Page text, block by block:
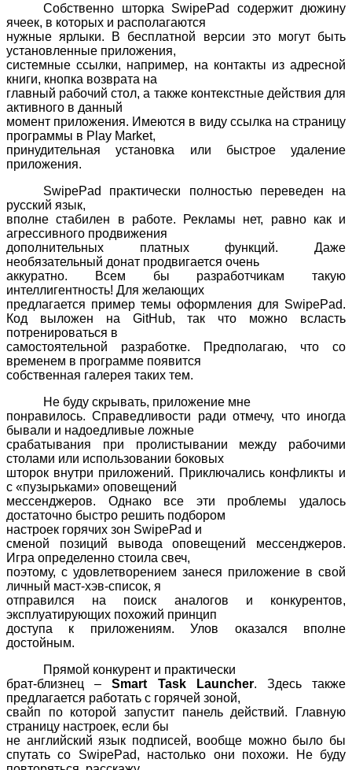
Собственно шторка SwipePad
содержит дюжину
ячеек, в которых и располагаются
нужные ярлыки. В бесплатной версии это могут быть
установленные приложения,
системные ссылки, например, на контакты из адресной
книги, кнопка возврата на
главный рабочий стол, а также контекстные действия для
активного в данный
момент приложения. Имеются в виду ссылка на страницу
программы в Play Market,
принудительная установка или быстрое удаление
приложения.
SwipePad
практически полностью переведен на
русский язык,
вполне стабилен в работе. Рекламы нет, равно как и
агрессивного продвижения
дополнительных платных функций. Даже
необязательный донат продвигается очень
аккуратно. Всем бы разработчикам такую
интеллигентность! Для желающих
предлагается пример темы оформления для SwipePad.
Код выложен на GitHub, так что можно всласть
потренироваться в
самостоятельной разработке. Предполагаю, что со
временем в программе появится
собственная галерея таких тем.
Не буду скрывать, приложение мне
понравилось. Справедливости ради отмечу, что иногда
бывали и надоедливые ложные
срабатывания при пролистывании между рабочими
столами или использовании боковых
шторок внутри приложений. Приключались конфликты и
с «пузырьками» оповещений
мессенджеров. Однако все эти проблемы удалось
достаточно быстро решить подбором
настроек горячих зон SwipePad и
сменой позиций вывода оповещений мессенджеров.
Игра определенно стоила свеч,
поэтому, с удовлетворением занеся приложение в свой
личный маст-хэв-список, я
отправился на поиск аналогов и конкурентов,
эксплуатирующих похожий принцип
доступа к приложениям. Улов оказался вполне
достойным.
Прямой конкурент и практически
брат-близнец –Smart Task Launcher. Здесь также
предлагается работать с горячей зоной,
свайп по которой запустит панель действий. Главную
страницу настроек, если бы
не английский язык подписей, вообще можно было бы
спутать со SwipePad, настолько они похожи. Не буду